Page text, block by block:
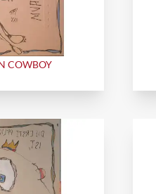
COWBOY